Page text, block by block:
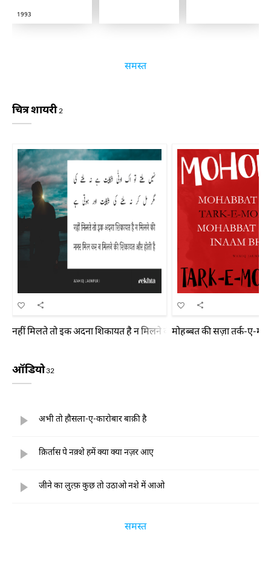
1993
समस्त
चित्र शायरी2
नहीं मिलते तो इक अदना शिकायत है न मिलने की मगर मिल कर न मिलने की
मोहब्बत की सज़ा तर्क-ए-
ऑडियो32
अभी तो हौसला-ए-कारोबार बाक़ी है
क़िर्तास पे नक़्शे हमें क्या क्या नज़र आए
जीने का लुत्फ़ कुछ तो उठाओ नशे में आओ
समस्त